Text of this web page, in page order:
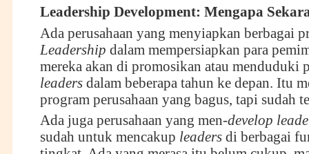
Leadership Development: Mengapa
Ada perusahaan yang menyiapkan berbagai
Leadership dalam mempersiapkan para
mereka akan di promosikan atau menduduki
leadersdalam beberapa tahun ke depan. Itu
program perusahaan yang bagus, tapi sudah
Ada juga perusahaan yang men-develop
sudah untuk mencakup leadersdi berbagai